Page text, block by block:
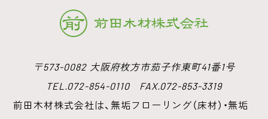
〒573-0082 大阪府枚方市茄子作東町41番1号
TEL.072-854-0110 FAX.072-853-3319
前田木材株式会社は、無垢フローリング（床材）・無垢